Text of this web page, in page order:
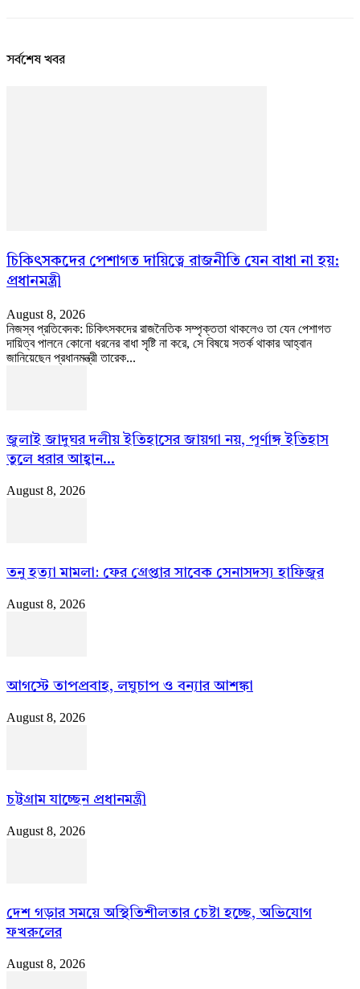
সর্বশেষ খবর
চিকিৎসকদের পেশাগত দায়িত্বে রাজনীতি যেন বাধা না হয়:
প্রধানমন্ত্রী
August 8, 2026
নিজস্ব প্রতিবেদক: চিকিৎসকদের রাজনৈতিক সম্পৃক্ততা থাকলেও তা যেন পেশাগত
দায়িত্ব পালনে কোনো ধরনের বাধা সৃষ্টি না করে, সে বিষয়ে সতর্ক থাকার আহ্বান
জানিয়েছেন প্রধানমন্ত্রী তারেক...
জুলাই জাদুঘর দলীয় ইতিহাসের জায়গা নয়, পূর্ণাঙ্গ ইতিহাস
তুলে ধরার আহ্বান...
August 8, 2026
তনু হত্যা মামলা: ফের গ্রেপ্তার সাবেক সেনাসদস্য হাফিজুর
August 8, 2026
আগস্টে তাপপ্রবাহ, লঘুচাপ ও বন্যার আশঙ্কা
August 8, 2026
চট্টগ্রাম যাচ্ছেন প্রধানমন্ত্রী
August 8, 2026
দেশ গড়ার সময়ে অস্থিতিশীলতার চেষ্টা হচ্ছে, অভিযোগ
ফখরুলের
August 8, 2026